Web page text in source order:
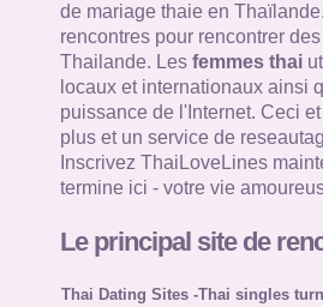
de mariage thaie en
rencontres pour rencontrer des
Thailande. Les femmes thai
locaux et internationaux ainsi
puissance de l'Internet. Ceci
plus et un service de
Inscrivez ThaiLoveLines
termine ici - votre vie
Le principal site de
Thai Dating Sites -Thai singles